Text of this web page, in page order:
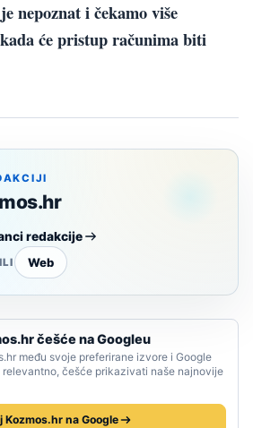
nepoznat i čekamo više
će pristup računima biti
redakcije
Web
češće na Googleu
među svoje preferirane izvore i Google
relevantno, češće prikazivati naše najnovije
Kozmos.hr na Google